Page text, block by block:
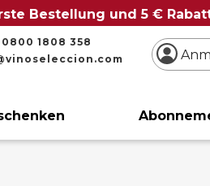
Bestellung und 5 €
0800 1808 358